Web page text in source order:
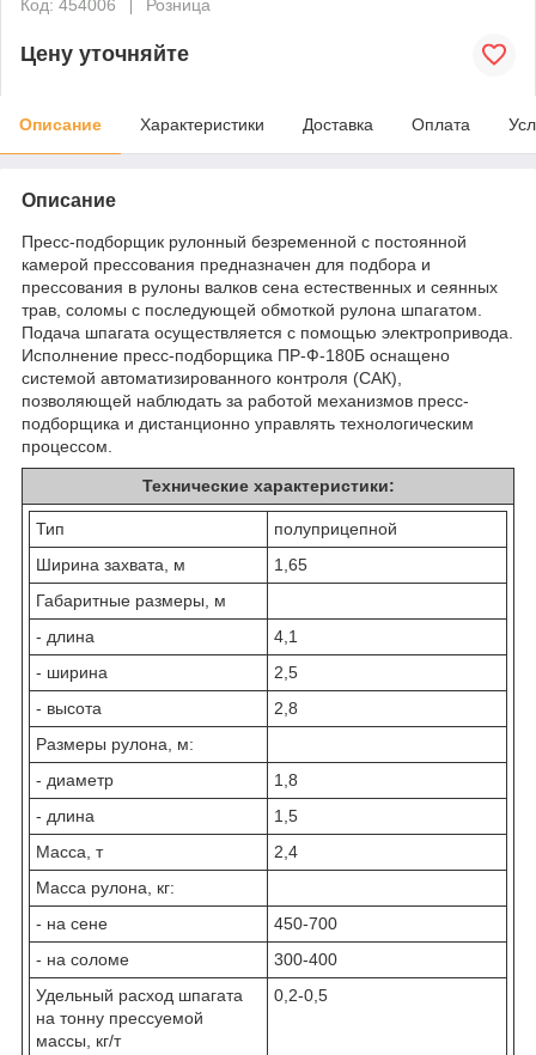
Код: 454006
Розница
Цену уточняйте
Описание Характеристики Доставка Оплата
Описание
Пресс-подборщик рулонный безременной с постоянной
камерой прессования предназначен для подбора и
прессования в рулоны валков сена естественных и сеянных
трав, соломы с последующей обмоткой рулона шпагатом.
Подача шпагата осуществляется с помощью электропривода.
Исполнение пресс-подборщика ПР-Ф-180Б оснащено
системой автоматизированного контроля (САК),
позволяющей наблюдать за работой механизмов пресс-
подборщика и дистанционно управлять технологическим
процессом.
Технические характеристики:
Тип
полуприцепной
Ширина захвата, м
1,65
Габаритные размеры, м
- длина
4,1
- ширина
2,5
- высота
2,8
Размеры рулона, м:
- диаметр
1,8
- длина
1,5
Масса, т
2,4
Масса рулона, кг:
- на сене
450-700
- на соломе
300-400
Удельный расход шпагата
на тонну прессуемой
массы, кг/т
0,2-0,5